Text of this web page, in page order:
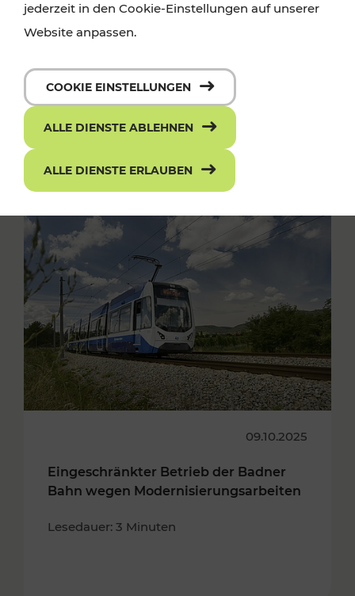
09.10.2025
Eingeschränkter Betrieb der Badner
Bahn wegen Modernisierungsarbeiten
Lesedauer: 3 Minuten
jederzeit in den Cookie-Einstellungen auf unserer
Website anpassen.
COOKIE EINSTELLUNGEN
ALLE DIENSTE ABLEHNEN
ALLE DIENSTE ERLAUBEN